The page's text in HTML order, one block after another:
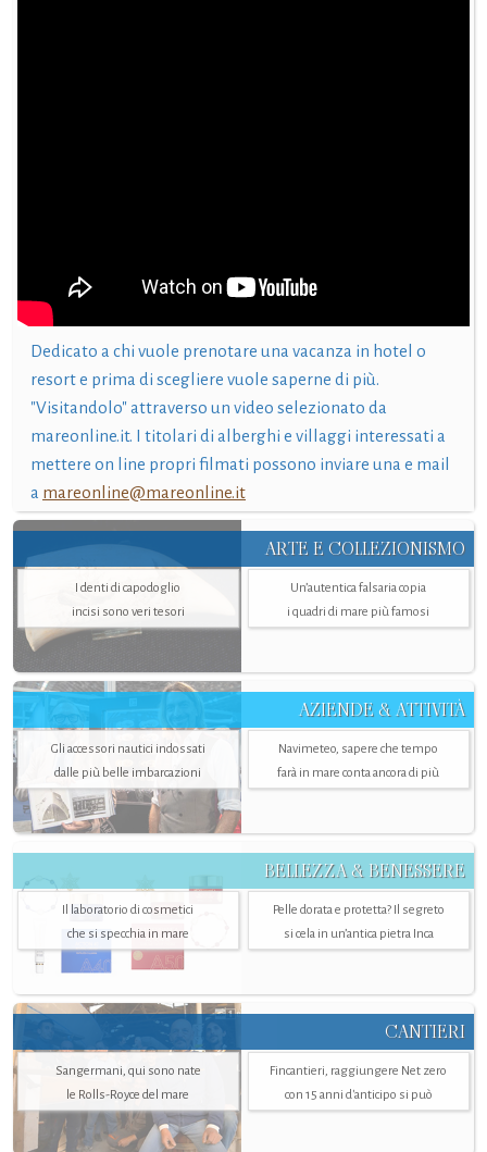
Dedicato a chi vuole prenotare una vacanza in hotel o
resort e prima di scegliere vuole saperne di più.
"Visitandolo" attraverso un video selezionato da
mareonline.it. I titolari di alberghi e villaggi interessati a
mettere on line propri filmati possono inviare una e mail
a mareonline@mareonline.it
ARTE E COLLEZIONISMO
I denti di capodoglio
incisi sono veri tesori
Un’autentica falsaria copia
i quadri di mare più famosi
AZIENDE & ATTIVITÀ
Gli accessori nautici indossati
dalle più belle imbarcazioni
Navimeteo, sapere che tempo
farà in mare conta ancora di più
BELLEZZA & BENESSERE
Il laboratorio di cosmetici
che si specchia in mare
Pelle dorata e protetta? Il segreto
si cela in un’antica pietra Inca
CANTIERI
Sangermani, qui sono nate
le Rolls-Royce del mare
Fincantieri, raggiungere Net zero
con 15 anni d'anticipo si può